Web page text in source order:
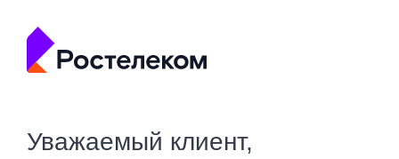
Уважаемый клиент,